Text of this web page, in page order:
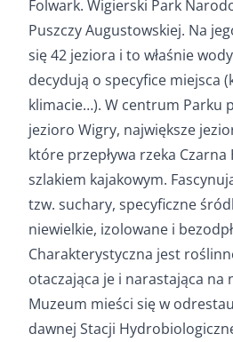
Folwark. Wigierski Park
Puszczy Augustowskiej. Na
się 42 jeziora i to właśnie
decydują o specyfice miejsca
klimacie…). W centrum Parku
jezioro Wigry, największe
które przepływa rzeka Czarna
szlakiem kajakowym.
tzw. suchary, specyficzne
niewielkie, izolowane i
Charakterystyczna jest
otaczająca je i narastająca na
Muzeum mieści się w
dawnej Stacji